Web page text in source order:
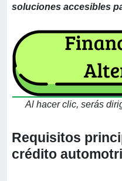
soluciones accesibles
Al hacer clic, serás
Requisitos
crédito